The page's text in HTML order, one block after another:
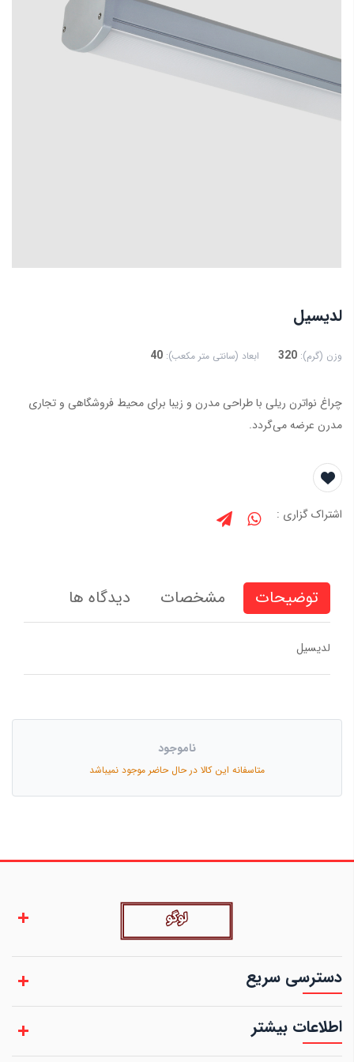
لديسيل
وزن (گرم): 320 ابعاد (سانتی متر مکعب): 40
چراغ نواترن ریلی با طراحی مدرن و زیبا برای محیط فروشگاهی و تجاری
مدرن عرضه می‌گردد.
اشتراک گزاری :
توضیحات مشخصات دیدگاه ها
لديسيل
ناموجود
متاسفانه این کالا در حال حاضر موجود نمیباشد
دسترسی سریع
اطلاعات بیشتر